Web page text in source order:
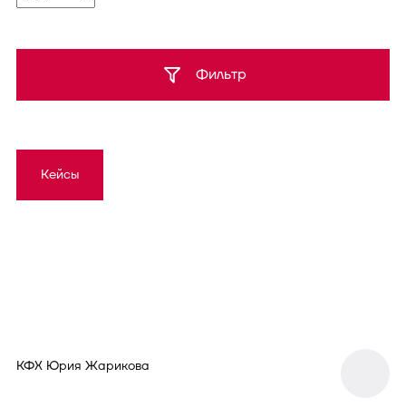
Фильтр
Кейсы
КФХ Юрия Жарикова